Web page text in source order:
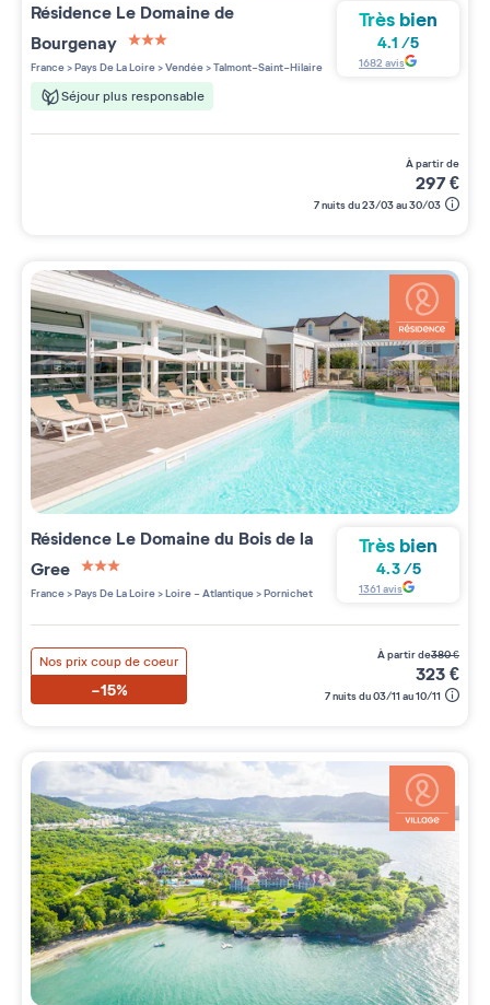
Résidence Le Domaine de
Bourgenay
3 étoiles sur 5
France>Pays De La Loire>Vendée>Talmont-Saint-Hilaire
Séjour plus responsable
Très bien
4.1 /5
1682 avis
à partir de
297€
7 nuits du 23/03 au 30/03
Résidence Le Domaine du Bois de la
Gree
3 étoiles sur 5
France>Pays De La Loire>Loire - Atlantique>Pornichet
Très bien
4.3/5
1361 avis
Nos prix coup de coeur
-15%
à partir de380€
323€
7 nuits du 03/11 au 10/11